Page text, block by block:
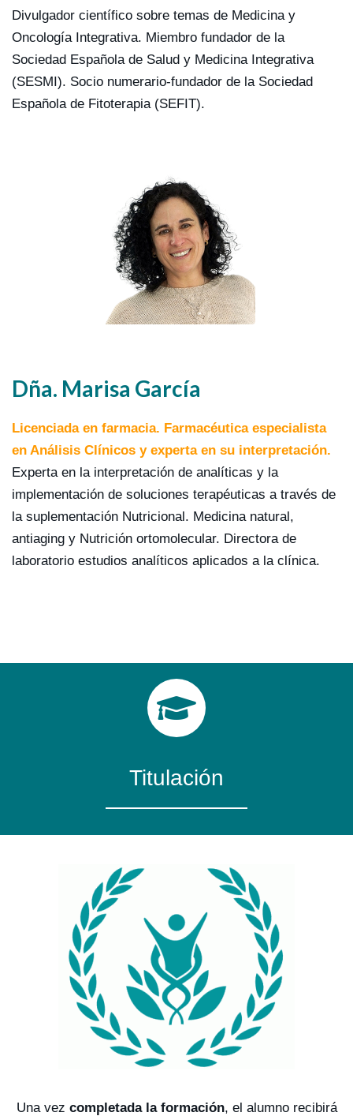
Divulgador científico sobre temas de Medicina y
Oncología Integrativa. Miembro fundador de la
Sociedad Española de Salud y Medicina Integrativa
(SESMI). Socio numerario-fundador de la Sociedad
Española de Fitoterapia (SEFIT).
Dña. Marisa García
Licenciada en farmacia. Farmacéutica especialista
en Análisis Clínicos y experta en su interpretación.
Experta en la interpretación de analíticas y la
implementación de soluciones terapéuticas a través de
la suplementación Nutricional. Medicina natural,
antiaging y Nutrición ortomolecular. Directora de
laboratorio estudios analíticos aplicados a la clínica.
Titulación
Una vez completada la formación, el alumno recibirá